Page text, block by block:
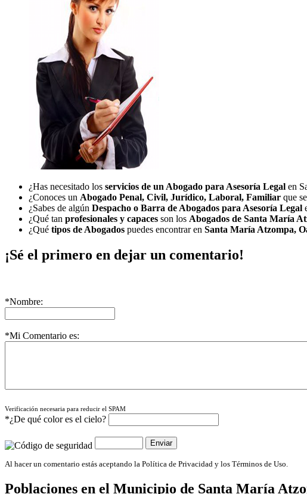
¿Has necesitado los servicios de un Abogado para Asesoría Legal en
¿Conoces un Abogado Penal, Civil, Jurídico, Laboral, Familiar que
¿Sabes de algún Despacho o Barra de Abogados para Asesoría Legal
¿Qué tan profesionales y capaces son los Abogados de Santa María
¿Qué tipos de Abogados puedes encontrar en Santa María Atzompa,
¡Sé el primero en dejar un comentario!
*Nombre:
*Mi Comentario es:
Verificación necesaria para reducir el SPAM
*¿De qué color es el cielo?
Al hacer un comentario estás aceptando la Política de Privacidad y los Términos de Uso.
Poblaciones en el Municipio de Santa María